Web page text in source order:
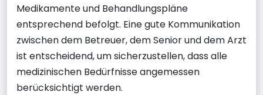
Medikamente und Behandlungspläne
entsprechend befolgt. Eine gute Kommunikation
zwischen dem Betreuer, dem Senior und dem Arzt
ist entscheidend, um sicherzustellen, dass alle
medizinischen Bedürfnisse angemessen
berücksichtigt werden.